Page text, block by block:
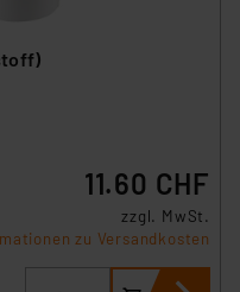
11.60 CHF
zzgl. MwSt.
zu Versandkosten